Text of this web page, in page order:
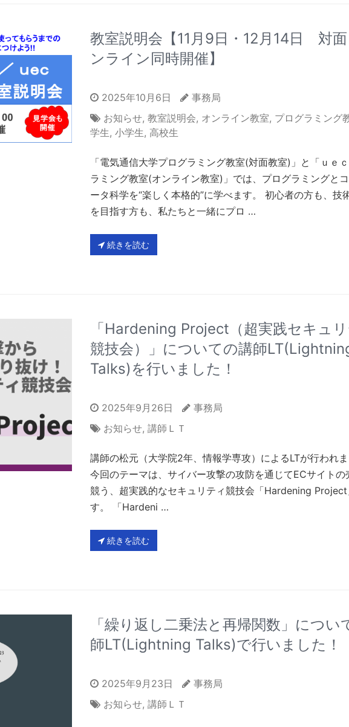
教室説明会【11月9日・12月14日 対面
ンライン同時開催】
2025年10月6日
事務局
お知らせ, 教室説明会, オンライン教室, プログラミング
学生, 小学生, 高校生
「電気通信大学プログラミング教室(対面教室)」と「ｕｅ
ラミング教室(オンライン教室)」では、プログラミングと
ータ科学を“楽しく本格的”に学べます。 初心者の方も、技
を目指す方も、私たちと一緒にプロ …
続きを読む
「Hardening Project（超実践セキュ
競技会）」についての講師
Talks)を行いました！
2025年9月26日
事務局
お知らせ, 講師ＬＴ
講師の松元（大学院2年、情報学専攻）によるLTが行われま
今回のテーマは、サイバー攻撃の攻防を通じてECサイトの
競う、超実践的なセキュリティ競技会「Hardening Project
す。 「Hardeni …
続きを読む
「繰り返し二乗法と再帰関数」につい
師LT(Lightning Talks)で行いました！
2025年9月23日
事務局
お知らせ, 講師ＬＴ